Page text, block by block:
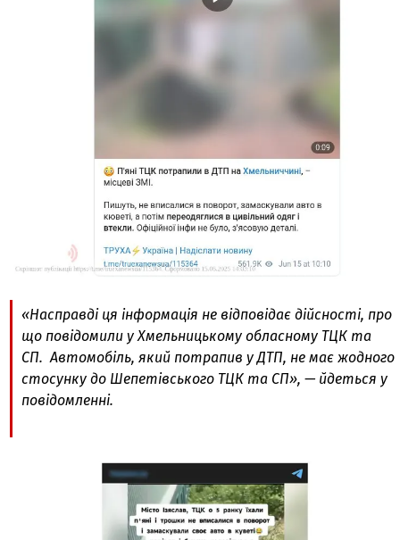
«Насправді ця інформація не відповідає дійсності, про
що повідомили у Хмельницькому обласному ТЦК та
СП. Автомобіль, який потрапив у ДТП, не має жодного
стосунку до Шепетівського ТЦК та СП», — йдеться у
повідомленні.